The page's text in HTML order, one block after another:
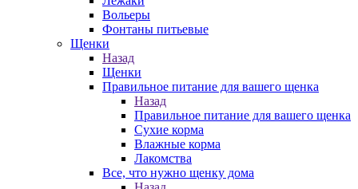
Вольеры
Фонтаны питьевые
Щенки
Назад
Щенки
Правильное питание для вашего щенка
Назад
Правильное питание для вашего щенка
Сухие корма
Влажные корма
Лакомства
Все, что нужно щенку дома